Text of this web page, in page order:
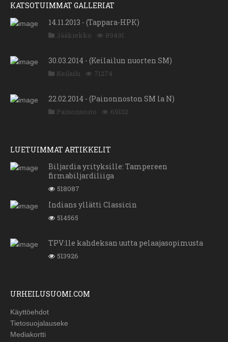
KATSOTUIMMAT GALLERIAT
14.11.2013 - (Tappara-HPK)
Jääkiekko 89491
30.03.2014 - (Keilailun nuorten SM)
Keilailu 71274
22.02.2014 - (Painonnoston SM la N)
Painonnosto 69132
LUETUIMMAT ARTIKKELIT
Biljardia yrityksille: Tampereen
firmabiljardiliiga
518087
Indians yllätti Classicin
514565
TPV:lle kahdeksan uutta pelaajasopimusta
513926
URHEILUSUOMI.COM
Käyttöehdot
Tietosuojalauseke
Mediakortti